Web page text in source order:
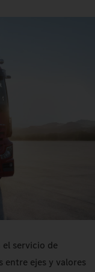
servicio de
entre ejes y valores